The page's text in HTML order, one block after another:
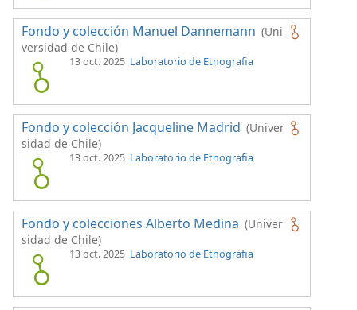
Fondo y colección Manuel Dannemann (Uni
versidad de Chile)
13 oct. 2025 Laboratorio de Etnografia
Fondo y colección Jacqueline Madrid (Univer
sidad de Chile)
13 oct. 2025 Laboratorio de Etnografia
Fondo y colecciones Alberto Medina (Univer
sidad de Chile)
13 oct. 2025 Laboratorio de Etnografia